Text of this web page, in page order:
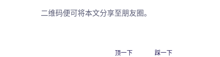
二维码便可将本文分享至朋友圈。
顶一下 踩一下